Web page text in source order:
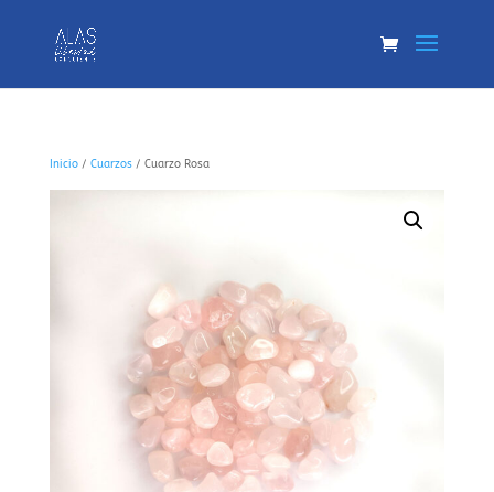
Inicio/ Cuarzos/ Cuarzo Rosa